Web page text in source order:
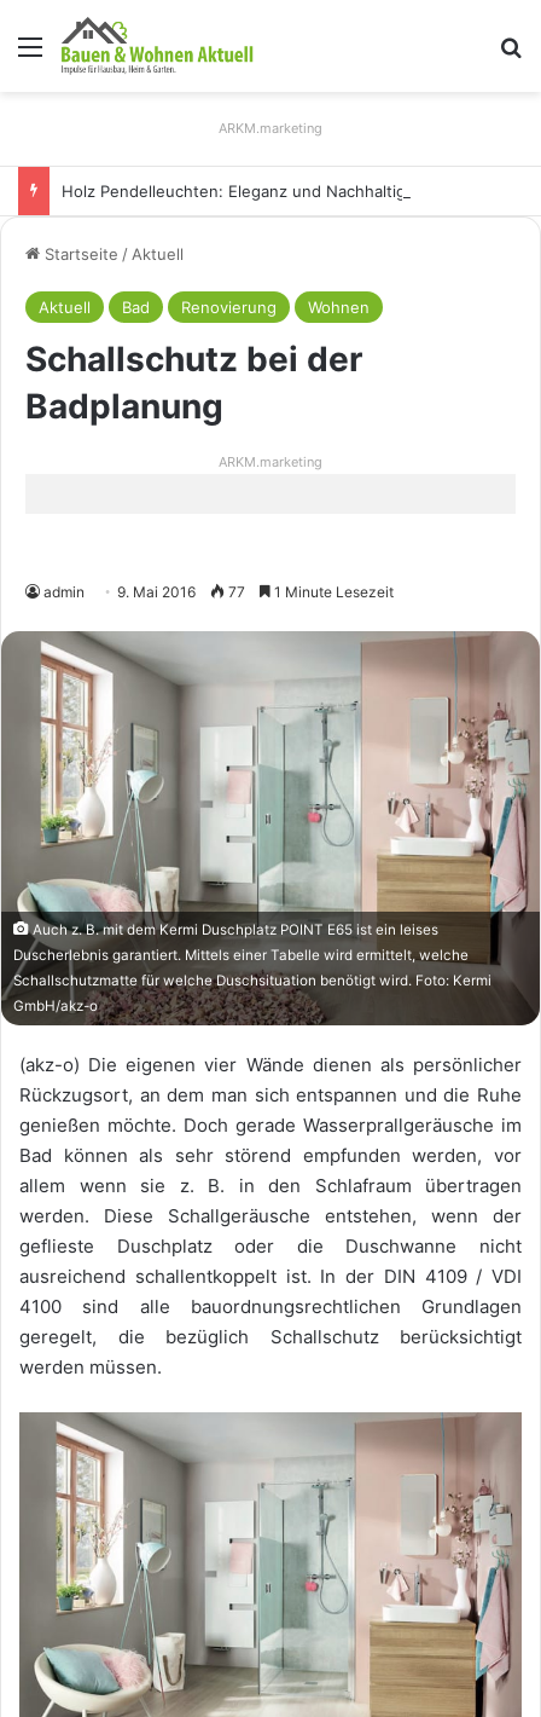
Menü
ARKM.marketing
Startseite / Aktuell
Aktuell Bad Renovierung Wohnen
Schallschutz bei der
Badplanung
ARKM.marketing
admin 9. Mai 2016 77 1 Minute Lesezeit
Auch z. B. mit dem Kermi Duschplatz POINT E65 ist ein leises
Duscherlebnis garantiert. Mittels einer Tabelle wird ermittelt, welche
Schallschutzmatte für welche Duschsituation benötigt wird. Foto: Kermi
GmbH/akz-o
(akz-o) Die eigenen vier Wände dienen als persönlicher
Rückzugsort, an dem man sich entspannen und die Ruhe
genießen möchte. Doch gerade Wasserprallgeräusche im
Bad können als sehr störend empfunden werden, vor
allem wenn sie z. B. in den Schlafraum übertragen
werden. Diese Schallgeräusche entstehen, wenn der
geflieste Duschplatz oder die Duschwanne nicht
ausreichend schallentkoppelt ist. In der DIN 4109 / VDI
4100 sind alle bauordnungsrechtlichen Grundlagen
geregelt, die bezüglich Schallschutz berücksichtigt
werden müssen.